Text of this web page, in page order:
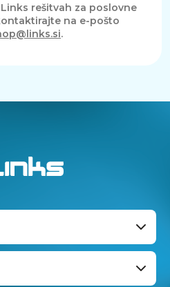
rešitvah za poslovne
na e-pošto
.